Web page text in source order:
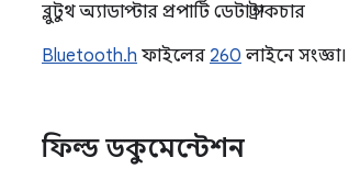
ব্লুটুথ অ্যাডাপ্টার প্রপার্টি ডেটা স্ট্রাকচার
Bluetooth.h ফাইলের 260 লাইনে সংজ্ঞা।
ফিল্ড ডকুমেন্টেশন